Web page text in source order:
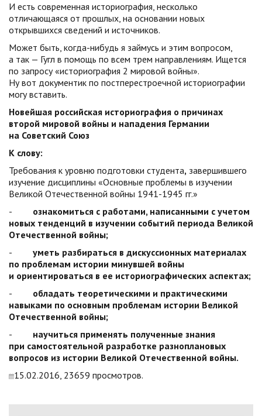
И есть современная историография, несколько
отличающаяся от прошлых, на основании новых
открывшихся сведений и источников.
Может быть, когда-нибудь я займусь и этим вопросом,
а так — Гугл в помощь по всем трем направлениям. Ищется
по запросу «историография 2 мировой войны».
Ну вот документик по постперестроечной историографии
могу вставить.
Новейшая российская историография о причинах
второй мировой войны и нападения Германии
на Советский Союз
К слову:
Требования к уровню подготовки студента, завершившего
изучение дисциплины «Основные проблемы в изучении
Великой Отечественной войны 1941-1945 гг.»
- ознакомиться с работами, написанными с учетом
новых тенденций в изучении событий периода Великой
Отечественной войны;
- уметь разбираться в дискуссионных материалах
по проблемам истории минувшей войны
и ориентироваться в ее историографических аспектах;
- обладать теоретическими и практическими
навыками по основным проблемам истории Великой
Отечественной войны;
- научиться применять полученные знания
при самостоятельной разработке разноплановых
вопросов из истории Великой Отечественной войны.
15.02.2016, 23659 просмотров.